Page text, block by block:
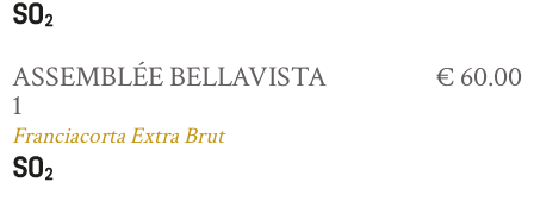
ASSEMBLÉE BELLAVISTA
1
Franciacorta Extra Brut
€ 60.00